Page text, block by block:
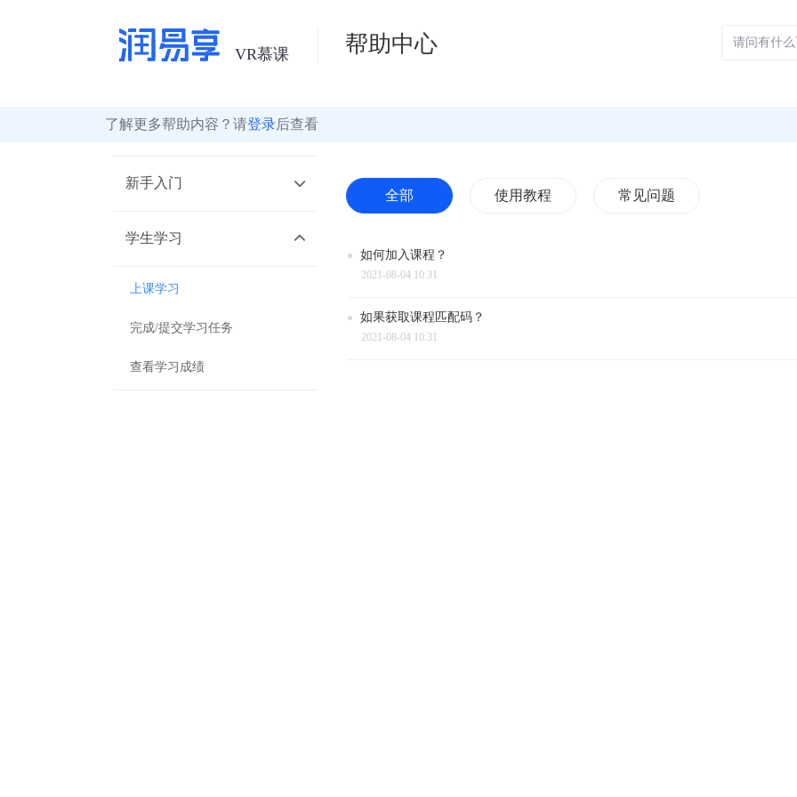
帮助中心
了解更多帮助内容？请登录后查看
新手入门
学生学习
上课学习
完成/提交学习任务
查看学习成绩
全部 使用教程 常见问题
如何加 入课程 ？
2021-08-04 10:31
如果获取课程 匹配码？
2021-08-04 10:31